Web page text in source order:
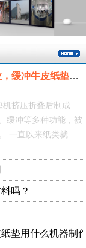
牛皮纸垫包装应用
挤压折叠后制成
缓冲等多种功能，被
一直以来纸类就
吗？
垫用什么机器制